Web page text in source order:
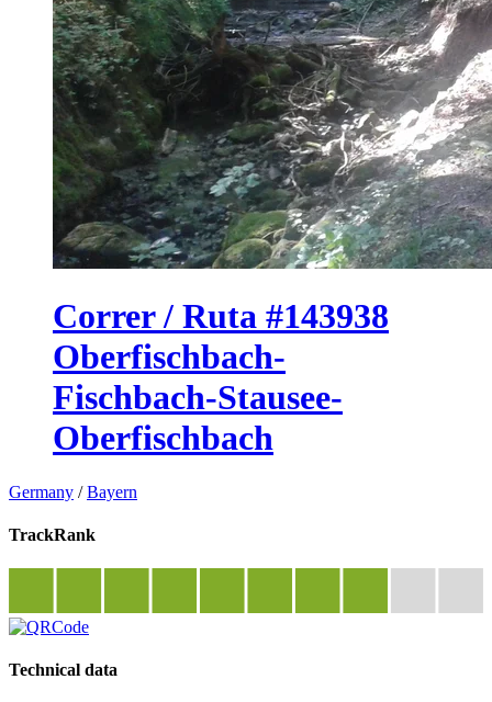
Correr / Ruta #143938
Oberfischbach-
Fischbach-Stausee-
Oberfischbach
Germany /Bayern
TrackRank
Technical data